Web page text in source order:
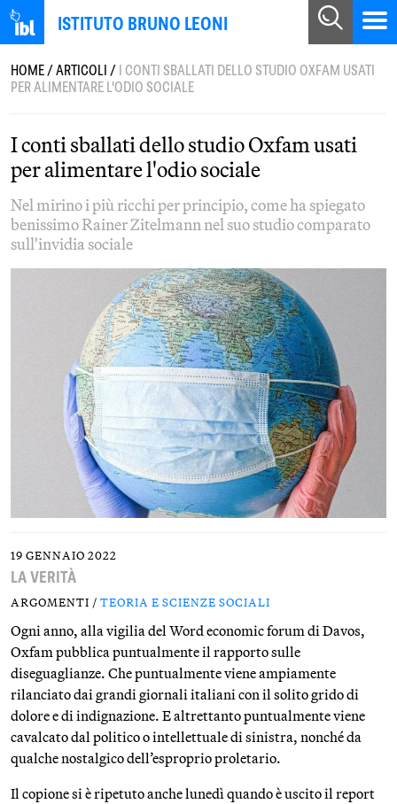
ISTITUTO BRUNO LEONI
HOME/ARTICOLI/I CONTI SBALLATI DELLO STUDIO OXFAM USATI
PER ALIMENTARE L'ODIO SOCIALE
I conti sballati dello studio Oxfam usati
per alimentare l'odio sociale
Nel mirino i più ricchi per principio, come ha spiegato
benissimo Rainer Zitelmann nel suo studio comparato
sull'invidia sociale
19 GENNAIO 2022
LA VERITÀ
ARGOMENTI / TEORIA E SCIENZE SOCIALI
Ogni anno, alla vigilia del Word economic forum di Davos,
Oxfam pubblica puntualmente il rapporto sulle
diseguaglianze. Che puntualmente viene ampiamente
rilanciato dai grandi giornali italiani con il solito grido di
dolore e di indignazione. E altrettanto puntualmente viene
cavalcato dal politico o intellettuale di sinistra, nonché da
qualche nostalgico dell’esproprio proletario.
Il copione si è ripetuto anche lunedì quando è uscito il report